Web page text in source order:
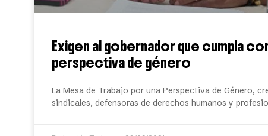
Exigen al gobernador que cumpla
perspectiva de género
La Mesa de Trabajo por una Perspectiva de Género,
sindicales, defensoras de derechos humanos y